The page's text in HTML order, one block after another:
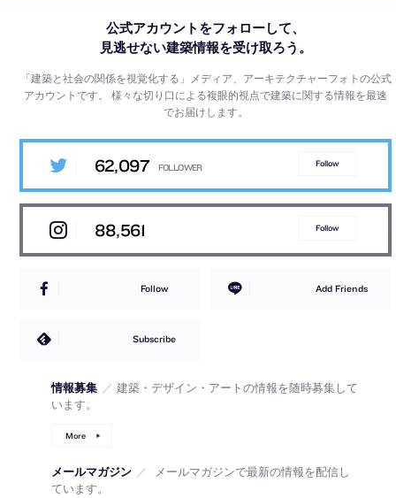
公式アカウントをフォローして、
見逃せない建築情報を受け取ろう。
「建築と社会の関係を視覚化する」メディア、アーキテクチャーフォトの公式
アカウントです。様々な切り口による複眼的視点で建築に関する情報を最速
でお届けします。
62,097 Follow
88,561 Follow
Follow Add Friends
Subscribe
情報募集 ／ 建築・デザイン・アートの情報を随時募集して
います。
More
メールマガジン ／
メールマガジンで最新の情報を配信し
ています。